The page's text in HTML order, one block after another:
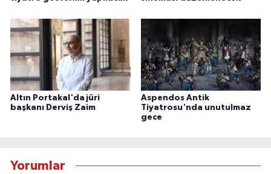
Altın Portakal'da jüri
başkanı Derviş Zaim
Aspendos Antik
Tiyatrosu'nda unutulmaz
gece
Yorumlar